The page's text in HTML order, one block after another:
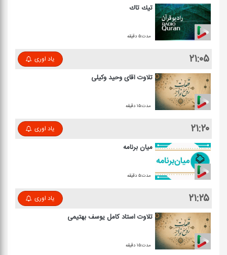
تیك تاك
مدت:۵ دقیقه
۲۱:۰۵ یاد اوری
تلاوت آقای وحید وكیلی
مدت:۱۵ دقیقه
۲۱:۲۰ یاد اوری
میان برنامه
مدت:۵ دقیقه
۲۱:۲۵ یاد اوری
تلاوت استاد كامل یوسف بهتیمی
مدت:۱۵ دقیقه